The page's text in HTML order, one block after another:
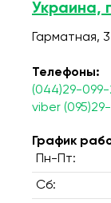
Украина,
Гарматная,
Телефоны:
(044)29-099-
viber
График
Пн-Пт:
Сб: